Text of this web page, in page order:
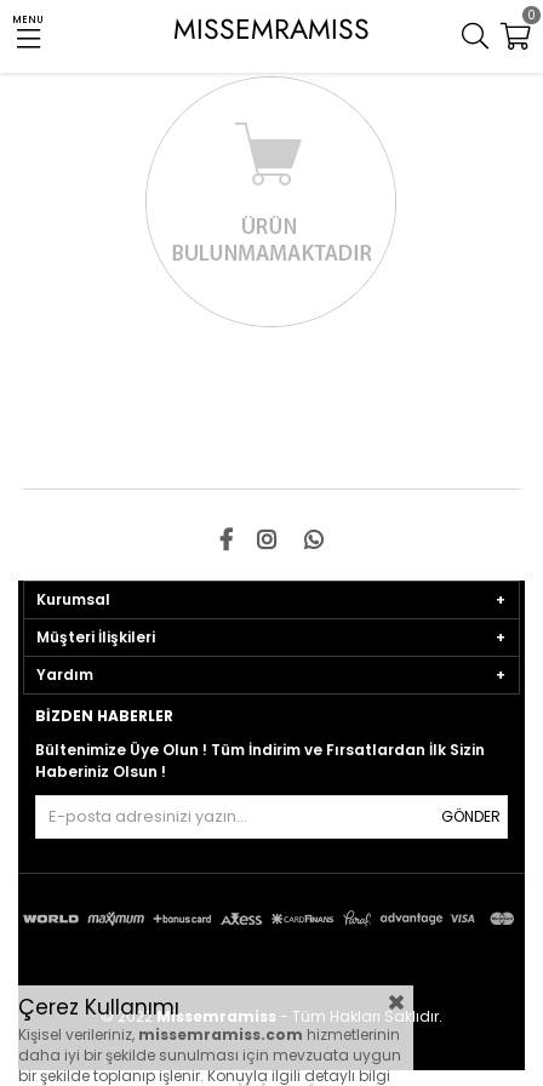
MENU MISSEMRAMISS 0
Kurumsal
Müşteri İlişkileri
Yardım
BIZDEN HABERLER
Bültenimize Üye Olun ! Tüm İndirim ve Fırsatlardan İlk Sizin
Haberiniz Olsun !
GÖNDER
© 2022Missemramiss - Tüm Hakları Saklıdır.
Çerez Kullanımı
Kişisel verileriniz, missemramiss.com hizmetlerinin
daha iyi bir şekilde sunulması için mevzuata uygun
bir şekilde toplanıp işlenir. Konuyla ilgili detaylı bilgi